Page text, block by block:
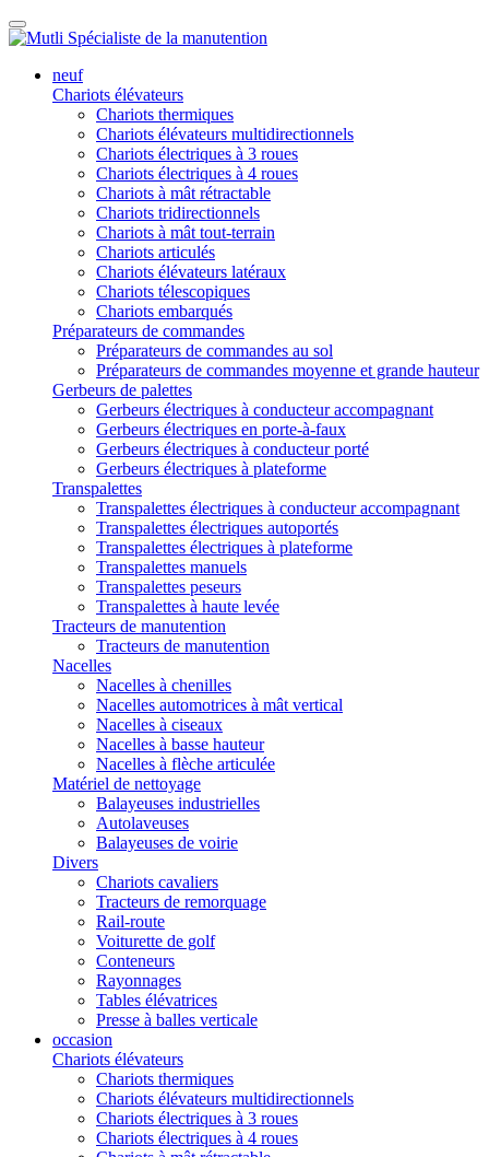
neuf
Chariots élévateurs
Chariots thermiques
Chariots élévateurs multidirectionnels
Chariots électriques à 3 roues
Chariots électriques à 4 roues
Chariots à mât rétractable
Chariots tridirectionnels
Chariots à mât tout-terrain
Chariots articulés
Chariots élévateurs latéraux
Chariots télescopiques
Chariots embarqués
Préparateurs de commandes
Préparateurs de commandes au sol
Préparateurs de commandes moyenne et grande hauteur
Gerbeurs de palettes
Gerbeurs électriques à conducteur accompagnant
Gerbeurs électriques en porte-à-faux
Gerbeurs électriques à conducteur porté
Gerbeurs électriques à plateforme
Transpalettes
Transpalettes électriques à conducteur accompagnant
Transpalettes électriques autoportés
Transpalettes électriques à plateforme
Transpalettes manuels
Transpalettes peseurs
Transpalettes à haute levée
Tracteurs de manutention
Tracteurs de manutention
Nacelles
Nacelles à chenilles
Nacelles automotrices à mât vertical
Nacelles à ciseaux
Nacelles à basse hauteur
Nacelles à flèche articulée
Matériel de nettoyage
Balayeuses industrielles
Autolaveuses
Balayeuses de voirie
Divers
Chariots cavaliers
Tracteurs de remorquage
Rail-route
Voiturette de golf
Conteneurs
Rayonnages
Tables élévatrices
Presse à balles verticale
occasion
Chariots élévateurs
Chariots thermiques
Chariots élévateurs multidirectionnels
Chariots électriques à 3 roues
Chariots électriques à 4 roues